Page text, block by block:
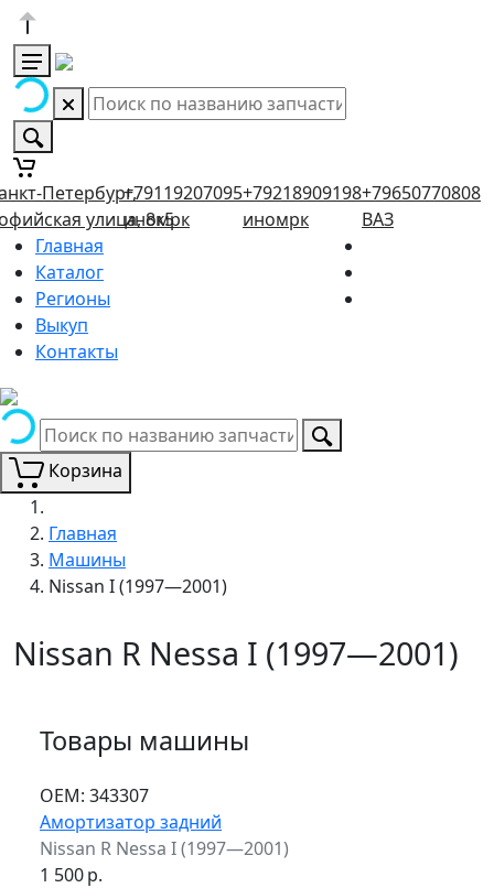
Петербург,
улица, 8к5
+79119207095
иномрк
+79218909198
иномрк
+79650770808
ВАЗ
Главная
Каталог
Регионы
Выкуп
Контакты
Корзина
Главная
Машины
Nissan I (1997—2001)
Nissan R Nessa I (1997—2001)
Товары машины
ОЕМ: 343307
Амортизатор задний
Nissan R Nessa I (1997—2001)
1 500р.